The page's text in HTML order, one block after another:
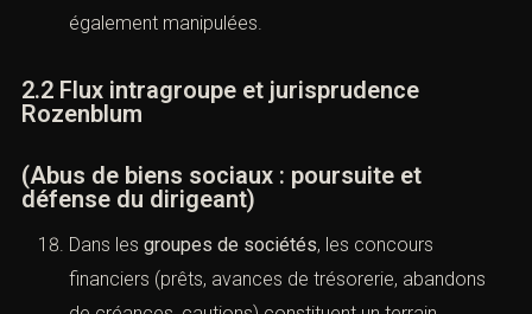
également manipulées.
2.2 Flux intragroupe et jurisprudence
Rozenblum
(Abus de biens sociaux : poursuite et
défense du dirigeant)
Dans les groupes de sociétés, les concours
financiers (prêts, avances de trésorerie, abandons